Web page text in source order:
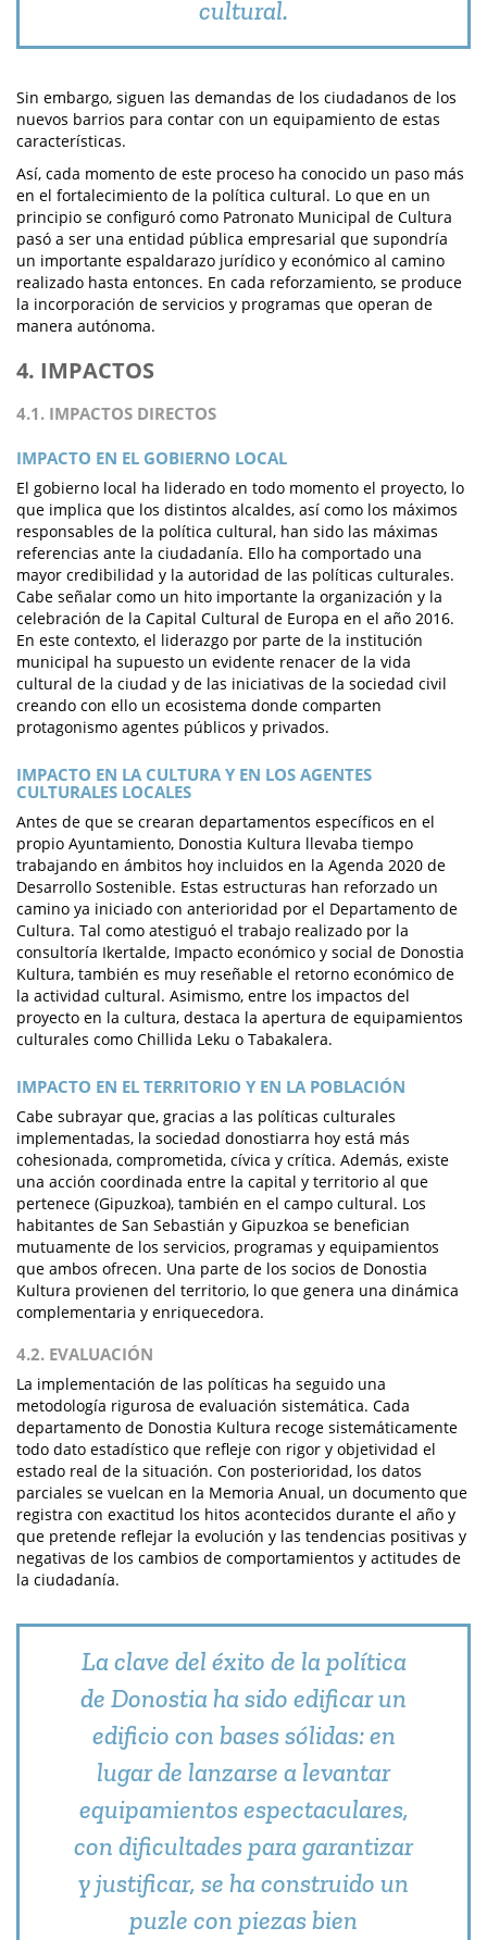
cultural.
Sin embargo, siguen las demandas de los ciudadanos de los
nuevos barrios para contar con un equipamiento de estas
características.
Así, cada momento de este proceso ha conocido un paso más
en el fortalecimiento de la política cultural. Lo que en un
principio se configuró como Patronato Municipal de Cultura
pasó a ser una entidad pública empresarial que supondría
un importante espaldarazo jurídico y económico al camino
realizado hasta entonces. En cada reforzamiento, se produce
la incorporación de servicios y programas que operan de
manera autónoma.
4. IMPACTOS
4.1. IMPACTOS DIRECTOS
IMPACTO EN EL GOBIERNO LOCAL
El gobierno local ha liderado en todo momento el proyecto, lo
que implica que los distintos alcaldes, así como los máximos
responsables de la política cultural, han sido las máximas
referencias ante la ciudadanía. Ello ha comportado una
mayor credibilidad y la autoridad de las políticas culturales.
Cabe señalar como un hito importante la organización y la
celebración de la Capital Cultural de Europa en el año 2016.
En este contexto, el liderazgo por parte de la institución
municipal ha supuesto un evidente renacer de la vida
cultural de la ciudad y de las iniciativas de la sociedad civil
creando con ello un ecosistema donde comparten
protagonismo agentes públicos y privados.
IMPACTO EN LA CULTURA Y EN LOS AGENTES
CULTURALES LOCALES
Antes de que se crearan departamentos específicos en el
propio Ayuntamiento, Donostia Kultura llevaba tiempo
trabajando en ámbitos hoy incluidos en la Agenda 2020 de
Desarrollo Sostenible. Estas estructuras han reforzado un
camino ya iniciado con anterioridad por el Departamento de
Cultura. Tal como atestiguó el trabajo realizado por la
consultoría Ikertalde, Impacto económico y social de Donostia
Kultura, también es muy reseñable el retorno económico de
la actividad cultural. Asimismo, entre los impactos del
proyecto en la cultura, destaca la apertura de equipamientos
culturales como Chillida Leku o Tabakalera.
IMPACTO EN EL TERRITORIO Y EN LA POBLACIÓN
Cabe subrayar que, gracias a las políticas culturales
implementadas, la sociedad donostiarra hoy está más
cohesionada, comprometida, cívica y crítica. Además, existe
una acción coordinada entre la capital y territorio al que
pertenece (Gipuzkoa), también en el campo cultural. Los
habitantes de San Sebastián y Gipuzkoa se benefician
mutuamente de los servicios, programas y equipamientos
que ambos ofrecen. Una parte de los socios de Donostia
Kultura provienen del territorio, lo que genera una dinámica
complementaria y enriquecedora.
4.2. EVALUACIÓN
La implementación de las políticas ha seguido una
metodología rigurosa de evaluación sistemática. Cada
departamento de Donostia Kultura recoge sistemáticamente
todo dato estadístico que refleje con rigor y objetividad el
estado real de la situación. Con posterioridad, los datos
parciales se vuelcan en la Memoria Anual, un documento que
registra con exactitud los hitos acontecidos durante el año y
que pretende reflejar la evolución y las tendencias positivas y
negativas de los cambios de comportamientos y actitudes de
la ciudadanía.
La clave del éxito de la política
de Donostia ha sido edificar un
edificio con bases sólidas: en
lugar de lanzarse a levantar
equipamientos espectaculares,
con dificultades para garantizar
y justificar, se ha construido un
puzle con piezas bien